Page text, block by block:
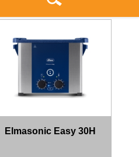
Elmasonic Easy 30H